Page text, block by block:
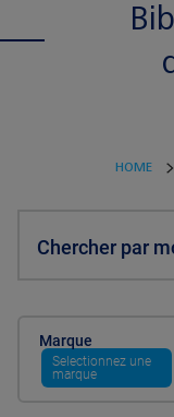
HOME
Chercher par
Marque
Selectionnez une
marque